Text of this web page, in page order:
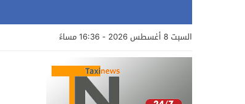
السبت 8 أغسطس 2026 - 16:36 مساءً